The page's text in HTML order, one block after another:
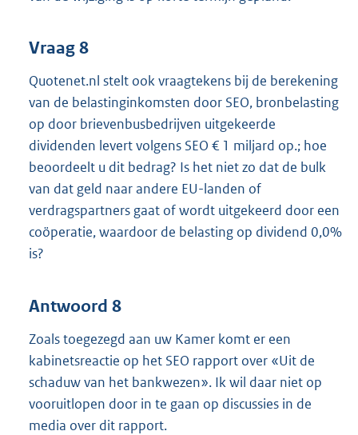
Vraag 8
Quotenet.nl stelt ook vraagtekens bij de berekening
van de belastinginkomsten door SEO, bronbelasting
op door brievenbusbedrijven uitgekeerde
dividenden levert volgens SEO € 1 miljard op.; hoe
beoordeelt u dit bedrag? Is het niet zo dat de bulk
van dat geld naar andere EU-landen of
verdragspartners gaat of wordt uitgekeerd door een
coöperatie, waardoor de belasting op dividend 0,0%
is?
Antwoord 8
Zoals toegezegd aan uw Kamer komt er een
kabinetsreactie op het SEO rapport over «Uit de
schaduw van het bankwezen». Ik wil daar niet op
vooruitlopen door in te gaan op discussies in de
media over dit rapport.